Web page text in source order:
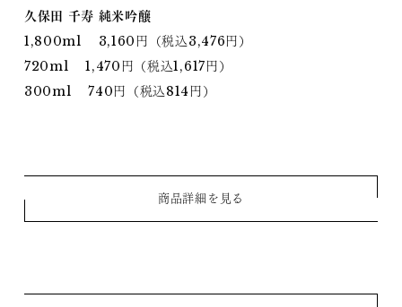
久保田 千寿 純米吟醸
1,800ml 3,160円（税込3,476円）
720ml 1,470円（税込1,617円）
300ml 740円（税込814円）
商品詳細を見る